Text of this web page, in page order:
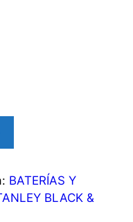
BATERÍAS Y
BLACK &